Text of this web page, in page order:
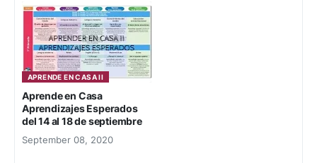
APRENDE EN CASA II
Aprende en Casa
Aprendizajes Esperados
del 14 al 18 de septiembre
September 08, 2020